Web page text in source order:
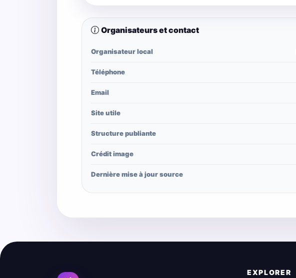
Organisateurs et contact
Organisateur local
Téléphone
Email
Site utile
Structure publiante
Crédit image
Dernière mise à jour source
EXPLORER